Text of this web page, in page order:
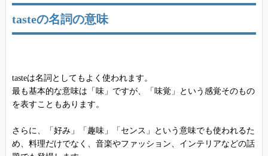
tasteの名詞の意味
tasteは名詞としてもよく使われます。
最も基本的な意味は「味」ですが、「味覚」という感覚そのもの
を表すこともあります。
さらに、「好み」「趣味」「センス」という意味でも使われるた
め、料理だけでなく、音楽やファッション、インテリアなどの話